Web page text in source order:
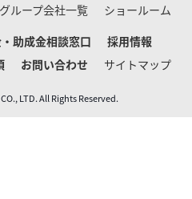
グループ会社一覧
ショールーム
助成金相談窓口
採用情報
お問い合わせ サイトマップ
LTD. All Rights Reserved.